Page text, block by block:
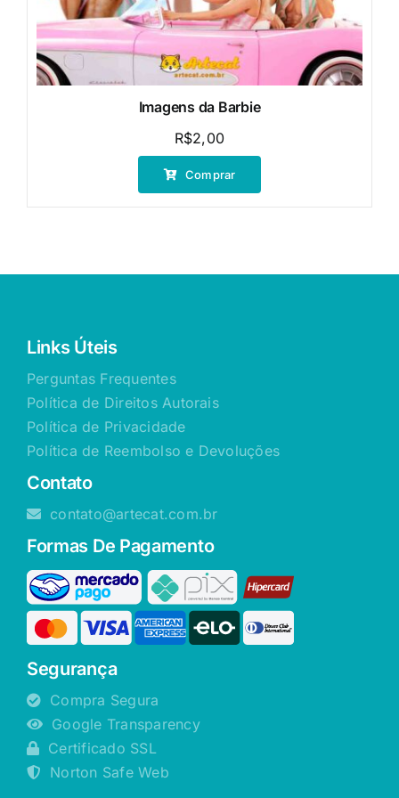
Imagens da Barbie
R$2,00
Comprar
Links Úteis
Perguntas Frequentes
Política de Direitos Autorais
Política de Privacidade
Política de Reembolso e Devoluções
Contato
contato@artecat.com.br
Formas De Pagamento
Segurança
Compra Segura
Google Transparency
Certificado SSL
Norton Safe Web